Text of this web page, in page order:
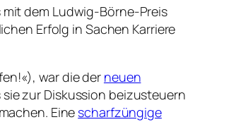
dem Ludwig-Börne-Preis
Erfolg in Sachen Karriere
war die der neuen
zur Diskussion beizusteuern
Eine scharfzüngige